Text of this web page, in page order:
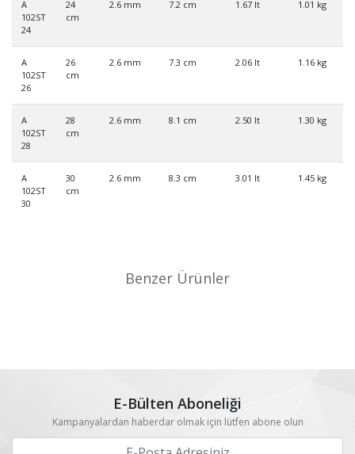
A
102ST
24
24
cm
2.6 mm 7.2 cm 1.67 lt 1.01 kg
A
102ST
26
26
cm
2.6 mm 7.3 cm 2.06 lt 1.16 kg
A
102ST
28
28
cm
2.6 mm 8.1 cm 2.50 lt 1.30 kg
A
102ST
30
30
cm
2.6 mm 8.3 cm 3.01 lt 1.45 kg
Benzer Ürünler
E-Bülten Aboneliği
Kampanyalardan haberdar olmak için lütfen abone olun